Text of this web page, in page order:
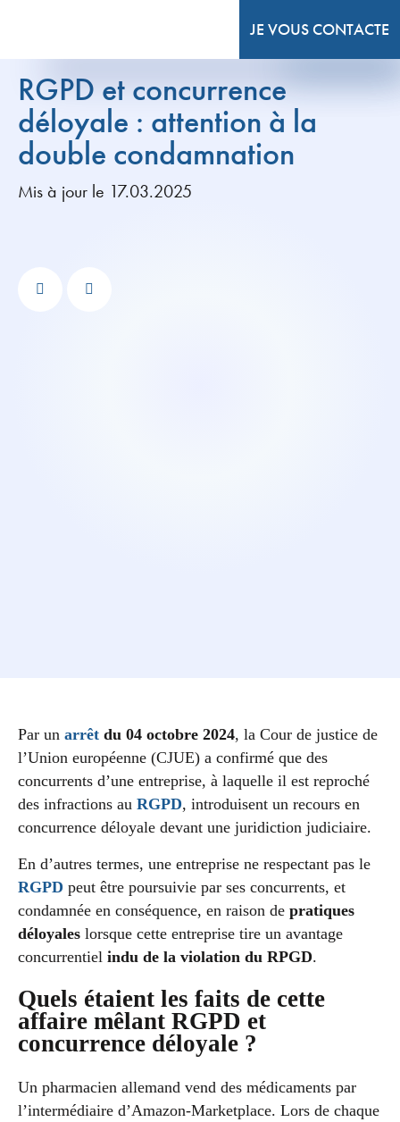
JE VOUS CONTACTE
RGPD et concurrence
déloyale : attention à la
double condamnation
Mis à jour le 17.03.2025
Par un arrêt du 04 octobre 2024, la Cour de justice de
l’Union européenne (CJUE) a confirmé que des
concurrents d’une entreprise, à laquelle il est reproché
des infractions au RGPD, introduisent un recours en
concurrence déloyale devant une juridiction judiciaire.
En d’autres termes, une entreprise ne respectant pas le
RGPD peut être poursuivie par ses concurrents, et
condamnée en conséquence, en raison de pratiques
déloyales lorsque cette entreprise tire un avantage
concurrentiel indu de la violation du RPGD.
Quels étaient les faits de cette
affaire mêlant RGPD et
concurrence déloyale ?
Un pharmacien allemand vend des médicaments par
l’intermédiaire d’Amazon-Marketplace. Lors de chaque